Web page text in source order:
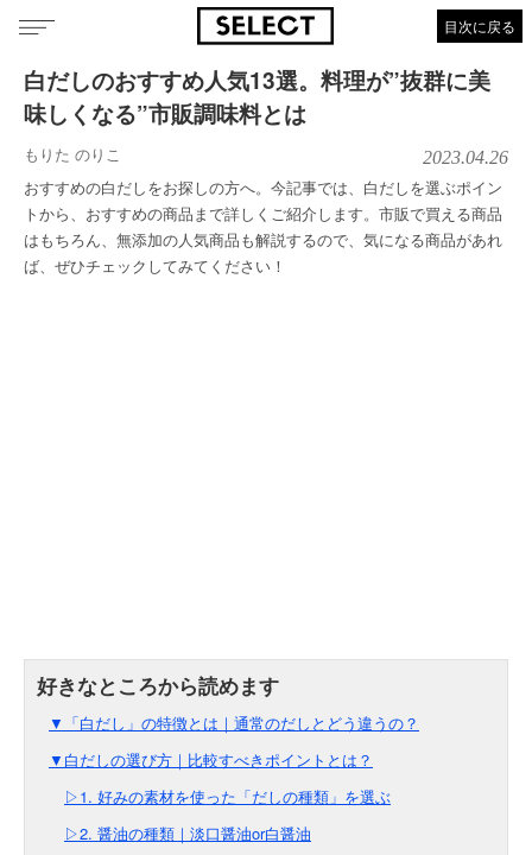
目次に戻る
白だしのおすすめ人気13選。料理が”抜群に美
味しくなる”市販調味料とは
もりた のりこ 2023.04.26
おすすめの白だしをお探しの方へ。今記事では、白だしを選ぶポイン
トから、おすすめの商品まで詳しくご紹介します。市販で買える商品
はもちろん、無添加の人気商品も解説するので、気になる商品があれ
ば、ぜひチェックしてみてください！
▼「白だし」の特徴とは｜通常のだしとどう違うの？
▼白だしの選び方｜比較すべきポイントとは？
▷1. 好みの素材を使った「だしの種類」を選ぶ
▷2. 醤油の種類｜淡口醤油or白醤油